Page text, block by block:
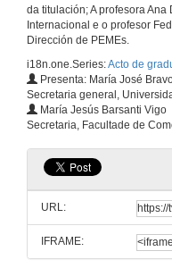
da titulación; A profesora
Internacional e o profesor
Dirección de PEMEs.
i18n.one.Series:Acto de
Presenta: María José
Secretaria general,
María Jesús Barsanti Vigo
Secretaria, Facultade de
URL:
IFRAME: